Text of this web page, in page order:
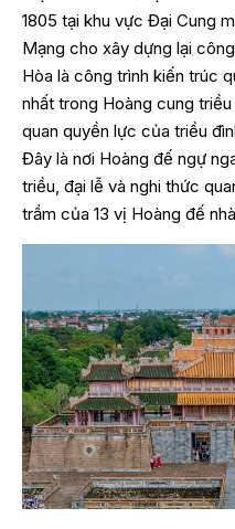
1805 tại khu vực Đại Cung
Mạng cho xây dựng lại
Hòa là công trình kiến trúc
nhất trong Hoàng cung
quan quyền lực của triều
Đây là nơi Hoàng đế ngự
triều, đại lễ và nghi thức
trầm của 13 vị Hoàng đế